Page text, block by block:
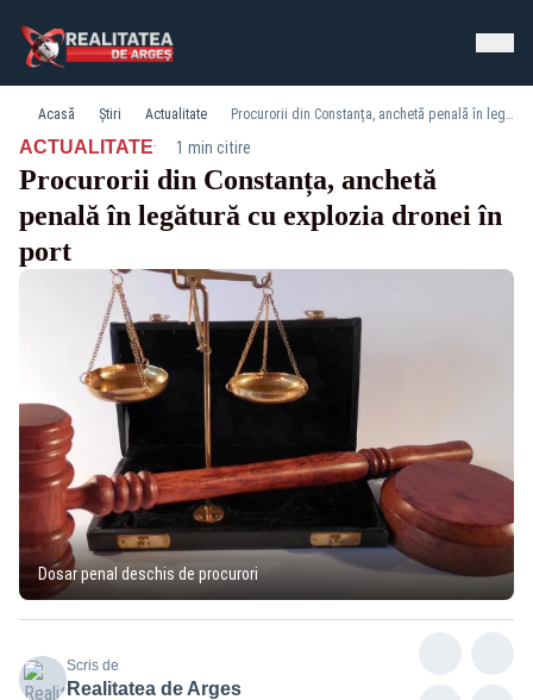
Acasă Știri Actualitate Procurorii din Constanța, anchetă penală în legătură cu explozia dronei în port
ACTUALITATE· 1 min citire
Procurorii din Constanța, anchetă
penală în legătură cu explozia dronei în
port
Dosar penal deschis de procurori
Scris de
Realitatea de Arges